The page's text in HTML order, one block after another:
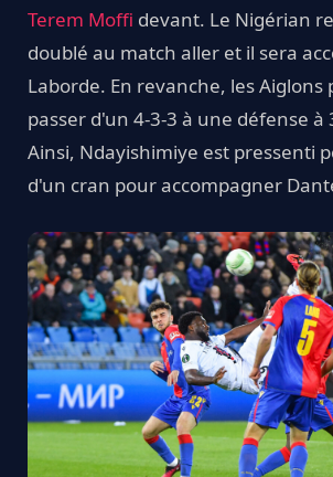
Terem Moffi devant. Le Nigérian
doublé au match aller et il sera
Laborde. En revanche, les
passer d'un 4-3-3 à une défense à
Ainsi, Ndayishimiye est pressenti
d'un cran pour accompagner